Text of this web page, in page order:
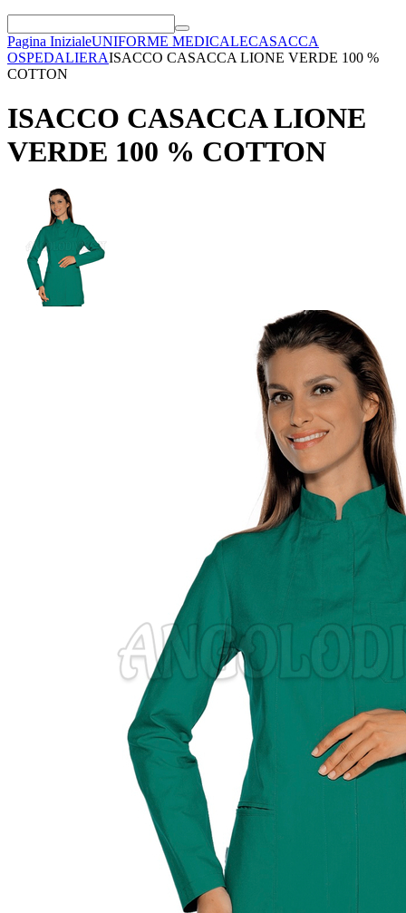
Pagina InizialeUNIFORME MEDICALECASACCA
OSPEDALIERAISACCO CASACCA LIONE VERDE 100 %
COTTON
ISACCO CASACCA LIONE
VERDE 100 % COTTON